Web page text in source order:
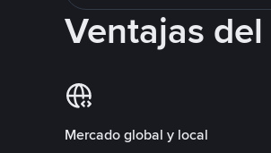
Ventajas
Mercado global y local